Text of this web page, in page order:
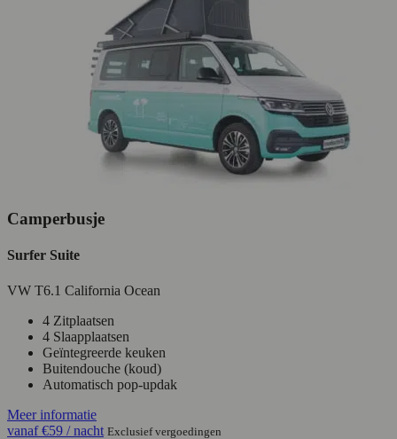
Camperbusje
Surfer Suite
VW T6.1 California Ocean
4 Zitplaatsen
4 Slaapplaatsen
Geïntegreerde keuken
Buitendouche (koud)
Automatisch pop-updak
Meer informatie
vanaf€59 / nacht Exclusief vergoedingen